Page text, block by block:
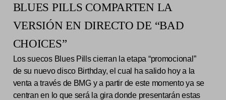
BLUES PILLS COMPARTEN LA
VERSIÓN EN DIRECTO DE “BAD
CHOICES”
Los suecos Blues Pills cierran la etapa “promocional”
de su nuevo disco Birthday, el cual ha salido hoy a la
venta a través de BMG y a partir de este momento ya se
centran en lo que será la gira donde presentarán estas